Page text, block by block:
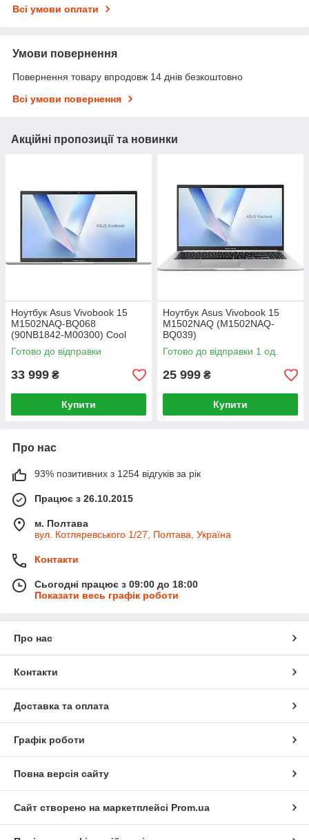
Всі умови оплати
Умови повернення
Повернення товару впродовж 14 днів безкоштовно
Всі умови повернення
Акційні пропозиції та новинки
Ноутбук Asus Vivobook 15
M1502NAQ-BQ068
(90NB1842-M00300) Cool
Silver
Готово до відправки
33 999 ₴
Купити
Ноутбук Asus Vivobook 15
M1502NAQ (M1502NAQ-
BQ039)
Готово до відправки 1 од.
25 999 ₴
Купити
Про нас
93% позитивних з 1254 відгуків за рік
Працює з 26.10.2015
м. Полтава
вул. Котляревського 1/27, Полтава, Україна
Контакти
Сьогодні працює з 09:00 до 18:00
Показати весь графік роботи
Про нас
Контакти
Доставка та оплата
Графік роботи
Повна версія сайту
Сайт створено на маркетплейсі Prom.ua